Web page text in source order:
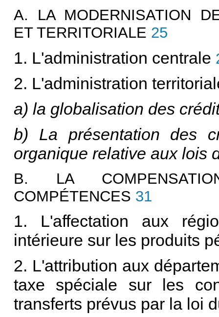
A. LA MODERNISATION
ET TERRITORIALE 25
1. L'administration centrale
2. L'administration
a) la globalisation des
b) La présentation des
organique relative aux lois
B. LA
COMPÉTENCES 31
1. L'affectation aux
intérieure sur les produits
2. L'attribution aux
taxe spéciale sur les
transferts prévus par la loi